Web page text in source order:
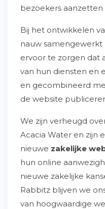
bezoekers aanzetten
Bij het ontwikkelen
nauw
ervoor te zorgen dat
van hun diensten en
en gecombineerd
de website
We zijn verheugd
Acacia Water en zijn
nieuwe zakelijke
hun online
nieuwe zakelijke
Rabbitz blijven we
van hoogwaardige